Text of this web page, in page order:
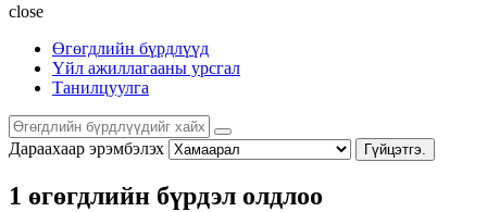
close
Өгөгдлийн бүрдлүүд
Үйл ажиллагааны урсгал
Танилцуулга
Дараахаар эрэмбэлэх Гүйцэтгэ.
1 өгөгдлийн бүрдэл олдлоо